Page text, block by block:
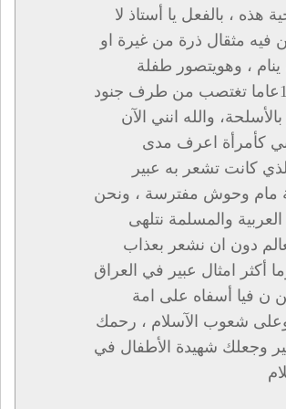
هذه ، بالفعل يا أستاذ لا
فيه مثقال ذرة من غيرة او
، وهويتصور طفلة
عمرها 15عاما تغتصب من طرف جنود
والله انني الآن
كأمرأة اعرف مدى
كانت تشعر به عبير
مام وحوش مفترسة ، ونحن
والمسلمة نتلهى
دون ان نشعر بعذاب
أكثر امثال عبير في العراق
ن فيا أسفاه على امة
وعلى شعوب الآسلام ، رحمك
وجعلك شهيدة الأطفال في